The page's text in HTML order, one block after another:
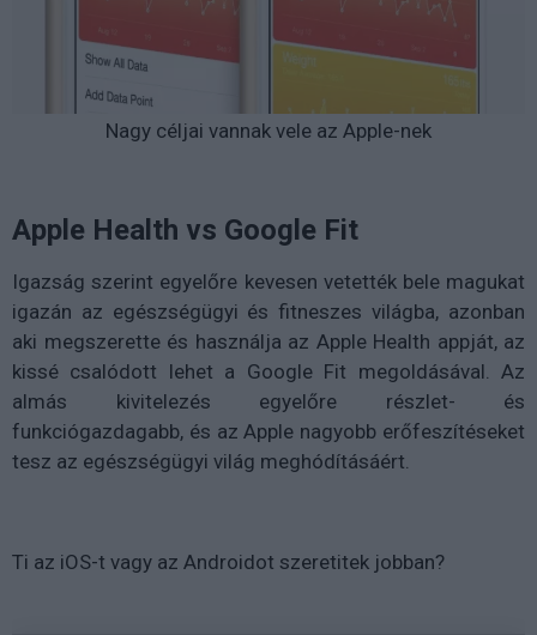
Nagy céljai vannak vele az Apple-nek
Apple Health vs Google Fit
Igazság szerint egyelőre kevesen vetették bele magukat
igazán az egészségügyi és fitneszes világba, azonban
aki megszerette és használja az Apple Health appját, az
kissé csalódott lehet a Google Fit megoldásával. Az
almás kivitelezés egyelőre részlet- és
funkciógazdagabb, és az Apple nagyobb erőfeszítéseket
tesz az egészségügyi világ meghódításáért.
Ti az iOS-t vagy az Androidot szeretitek jobban?